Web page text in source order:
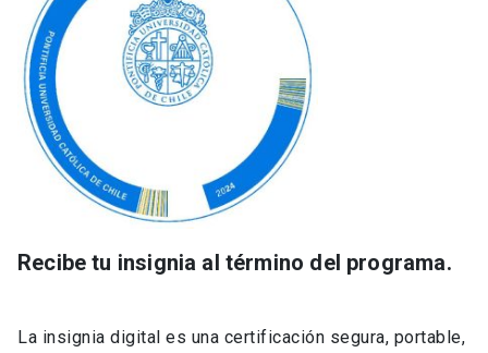
Recibe tu insignia al término del programa.
La insignia digital es una certificación segura, portable,